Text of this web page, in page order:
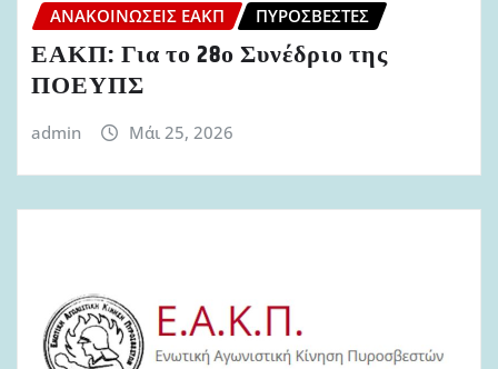
ΑΝΑΚΟΙΝΏΣΕΙΣ ΕΑΚΠ ΠΥΡΟΣΒΈΣΤΕΣ
ΕΑΚΠ: Για το 28ο Συνέδριο της
ΠΟΕΥΠΣ
admin Μάι 25, 2026